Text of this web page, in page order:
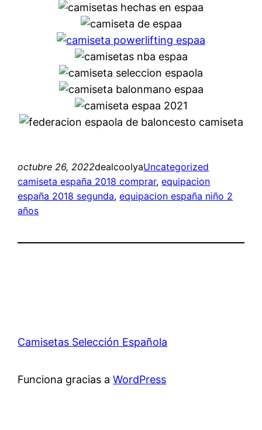
octubre 26, 2022dealcoolyaUncategorized
camiseta españa 2018 comprar, equipacion
españa 2018 segunda, equipacion españa niño 2
años
Camisetas Selección Española
Funciona gracias aWordPress